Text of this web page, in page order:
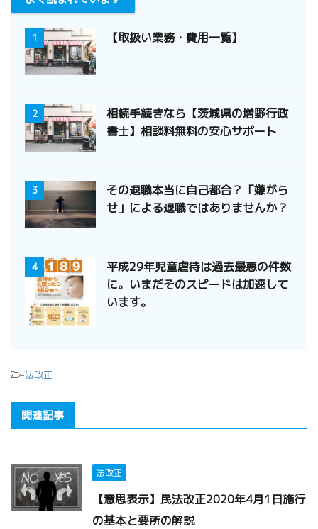
1 【取扱い業務・費用一覧】
2
相続手続きなら【茨城県の増野行政
書士】相談料無料の安心サポート
3
その退職本当に自己都合？「嫌がら
せ」による退職ではありませんか？
4
平成29年児童虐待は過去最悪の件数
に。いまだそのスピードは加速して
います。
-法改正
関連記事
法改正
【意思表示】民法改正2020年4月1日施行
の基本と要所の解説